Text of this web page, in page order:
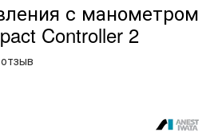
с манометром
Controller 2